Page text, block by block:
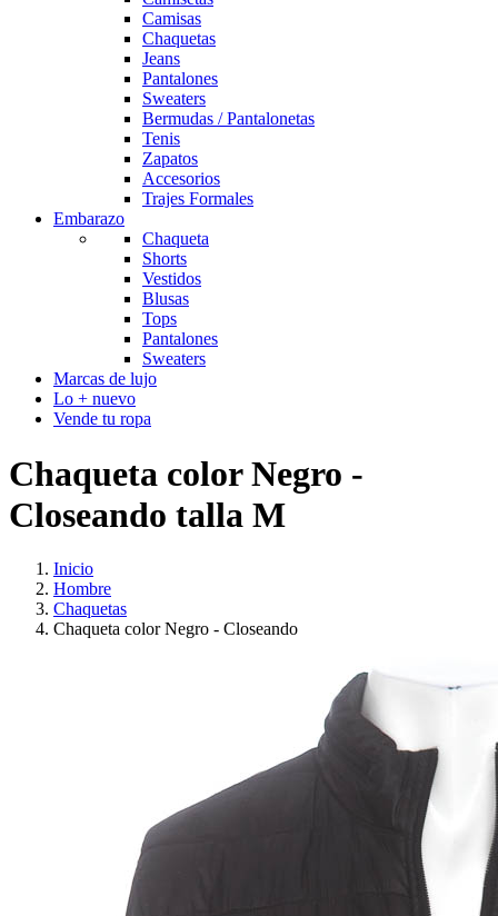
Camisas
Chaquetas
Jeans
Pantalones
Sweaters
Bermudas / Pantalonetas
Tenis
Zapatos
Accesorios
Trajes Formales
Embarazo
Chaqueta
Shorts
Vestidos
Blusas
Tops
Pantalones
Sweaters
Marcas de lujo
Lo + nuevo
Vende tu ropa
Chaqueta color Negro -
Closeando talla M
Inicio
Hombre
Chaquetas
Chaqueta color Negro - Closeando